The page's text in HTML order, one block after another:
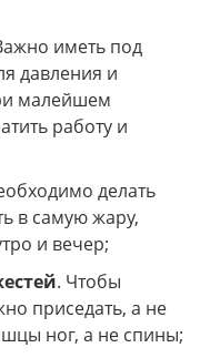
иметь под
давления и
малейшем
работу и
делать
в самую жару,
и вечер;
. Чтобы
приседать, а не
ног, а не спины;